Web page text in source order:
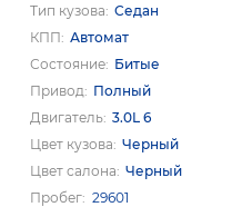
Тип кузова Седан
КПП Автомат
Состояние Битые
Привод
Полный
Двигатель 3.0L 6
Цвет кузова Черный
Цвет салона Черный
Пробег 29601